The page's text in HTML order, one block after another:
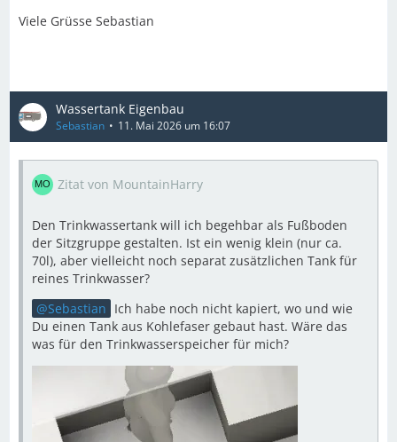
Viele Grüsse Sebastian
Wassertank Eigenbau
Sebastian 11. Mai 2026 um 16:07
Zitat von MountainHarry
Den Trinkwassertank will ich begehbar als Fußboden
der Sitzgruppe gestalten. Ist ein wenig klein (nur ca.
70l), aber vielleicht noch separat zusätzlichen Tank für
reines Trinkwasser?
Sebastian Ich habe noch nicht kapiert, wo und wie
Du einen Tank aus Kohlefaser gebaut hast. Wäre das
was für den Trinkwasserspeicher für mich?